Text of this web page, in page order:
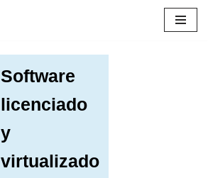
Software
licenciado
y
virtualizado